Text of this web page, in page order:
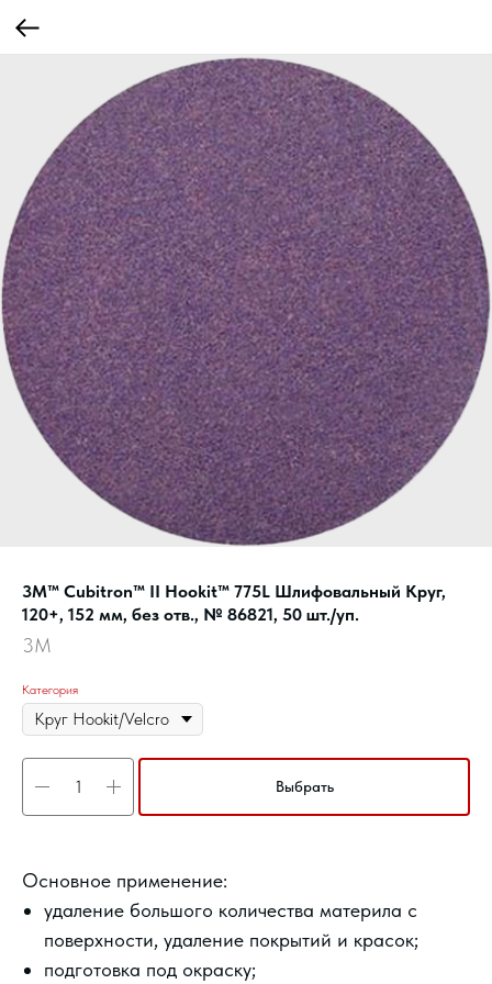
3M™ Cubitron™ II Hookit™ 775L Шлифовальный Круг,
120+, 152 мм, без отв., № 86821, 50 шт./уп.
3M
Категория
Выбрать
Основное применение:
удаление большого количества материла с
поверхности, удаление покрытий и красок;
подготовка под окраску;